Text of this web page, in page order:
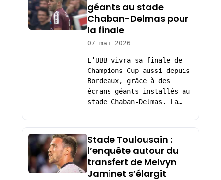
géants au stade
Chaban-Delmas pour
la finale
07 mai 2026
L’UBB vivra sa finale de
Champions Cup aussi depuis
Bordeaux, grâce à des
écrans géants installés au
stade Chaban-Delmas. La…
Stade Toulousain :
l’enquête autour du
transfert de Melvyn
Jaminet s’élargit